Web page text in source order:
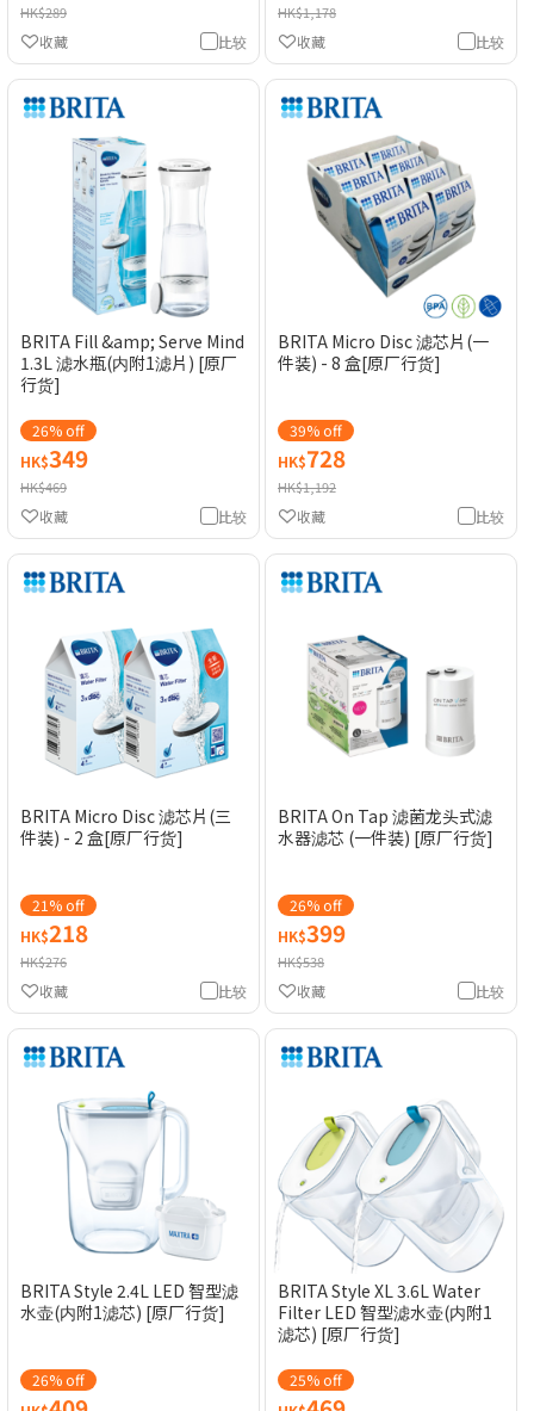
HK$289
比较
收藏
HK$1,178
比较
收藏
BRITA Fill &amp; Serve Mind
1.3L 滤水瓶(内附1滤片) [原厂
行货]
26% off
HK$349
HK$469
比较
收藏
BRITA Micro Disc 滤芯片(一
件装) - 8 盒[原厂行货]
39% off
HK$728
HK$1,192
比较
收藏
BRITA Micro Disc 滤芯片(三
件装) - 2 盒[原厂行货]
21% off
HK$218
HK$276
比较
收藏
BRITA On Tap 滤菌龙头式滤
水器滤芯 (一件装) [原厂行货]
26% off
HK$399
HK$538
比较
收藏
BRITA Style 2.4L LED 智型滤
水壶(内附1滤芯) [原厂行货]
26% off
BRITA Style XL 3.6L Water
Filter LED 智型滤水壶(内附1
滤芯) [原厂行货]
25% off